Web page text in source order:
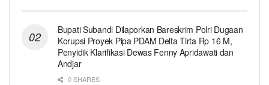
Bupati Subandi Dilaporkan Bareskrim Polri Dugaan
Korupsi Proyek Pipa PDAM Delta Tirta Rp 16 M,
Penyidik Klarifikasi Dewas Fenny Apridawati dan
Andjar
0 SHARES